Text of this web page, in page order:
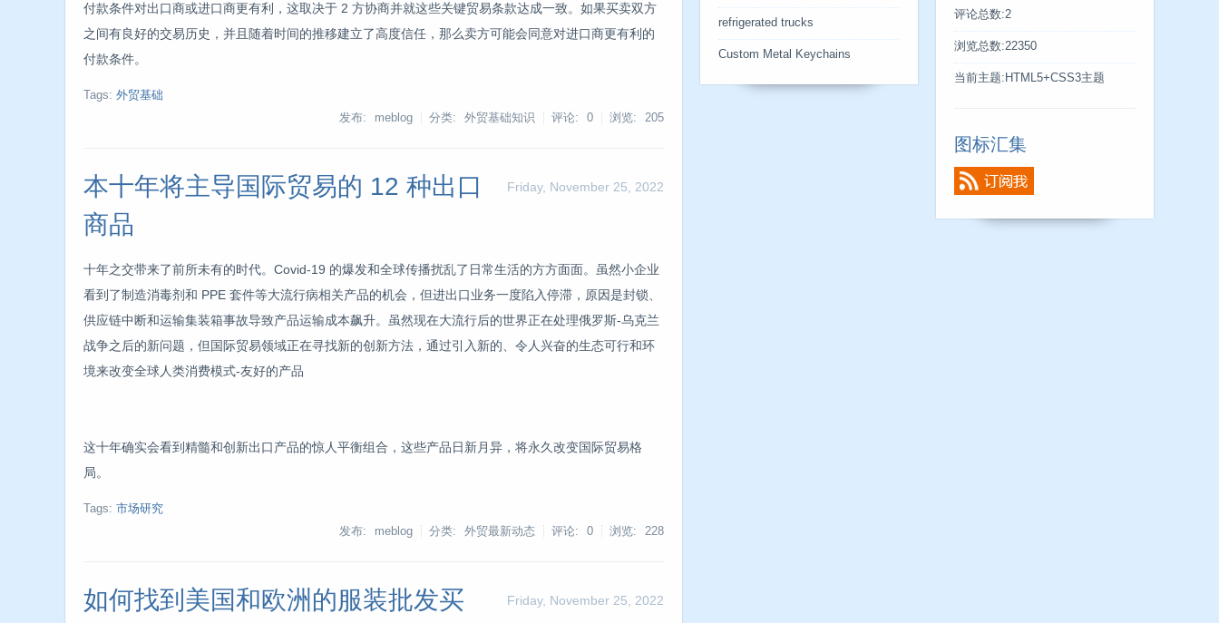
付款条件对出口商或进口商更有利，这取决于 2 方协商并就这些关键贸易条款达成一致。如果买卖双方
之间有良好的交易历史，并且随着时间的推移建立了高度信任，那么卖方可能会同意对进口商更有利的
付款条件。
Tags: 外贸基础
发布: meblog
分类: 外贸基础知识 评论: 0 浏览: 205
Friday, November 25, 2022
本十年将主导国际贸易的 12 种出口
商品
十年之交带来了前所未有的时代。Covid-19 的爆发和全球传播扰乱了日常生活的方方面面。虽然小企业
看到了制造消毒剂和 PPE 套件等大流行病相关产品的机会，但进出口业务一度陷入停滞，原因是封锁、
供应链中断和运输集装箱事故导致产品运输成本飙升。虽然现在大流行后的世界正在处理俄罗斯-乌克兰
战争之后的新问题，但国际贸易领域正在寻找新的创新方法，通过引入新的、令人兴奋的生态可行和环
境来改变全球人类消费模式-友好的产品
这十年确实会看到精髓和创新出口产品的惊人平衡组合，这些产品日新月异，将永久改变国际贸易格
局。
Tags: 市场研究
发布: meblog
分类: 外贸最新动态 评论: 0 浏览: 228
Friday, November 25, 2022
如何找到美国和欧洲的服装批发买
refrigerated trucks
Custom Metal Keychains
评论总数:2
浏览总数:22350
当前主题:HTML5+CSS3主题
图标汇集